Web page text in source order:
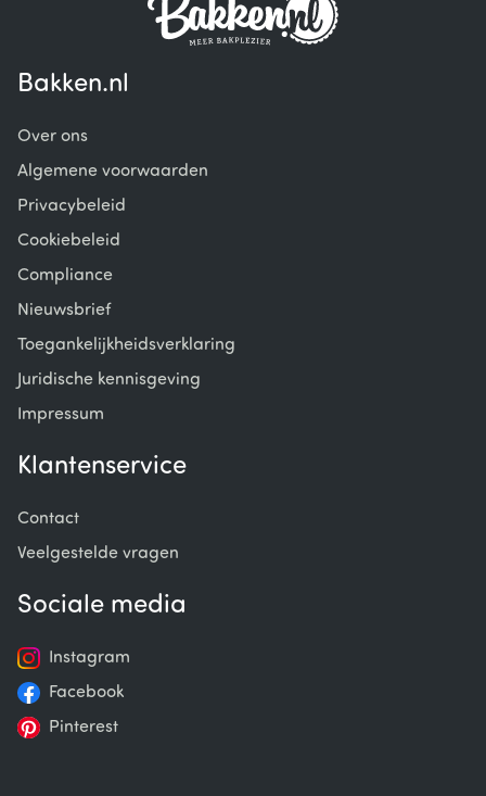
Bakken.nl
Over ons
Algemene voorwaarden
Privacybeleid
Cookiebeleid
Compliance
Nieuwsbrief
Toegankelijkheidsverklaring
Juridische kennisgeving
Impressum
Klantenservice
Contact
Veelgestelde vragen
Sociale media
Instagram
Facebook
Pinterest